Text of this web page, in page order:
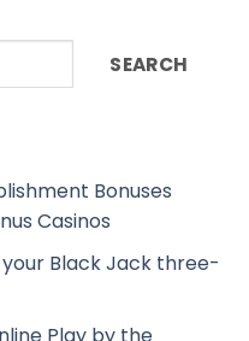
SEARCH
Bonuses
Casinos
Black Jack three-
Play by the